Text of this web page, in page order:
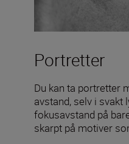
Portretter
Du kan ta portretter
avstand, selv i svakt
fokusavstand på
skarpt på motiver